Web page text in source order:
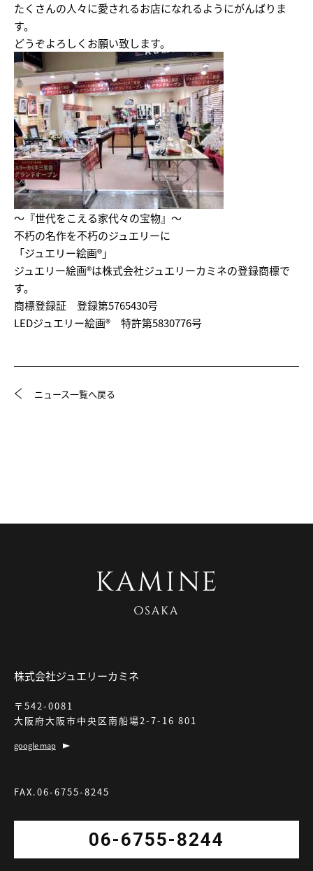
たくさんの人々に愛されるお店になれるようにがんばりま
す。
どうぞよろしくお願い致します。
～『世代をこえる家代々の宝物』～
不朽の名作を不朽のジュエリーに
「ジュエリー絵画®」
ジュエリー絵画®は株式会社ジュエリーカミネの登録商標で
す。
商標登録証 登録第5765430号
LEDジュエリー絵画® 特許第5830776号
ニュース一覧へ戻る
株式会社ジュエリーカミネ
〒542-0081
大阪府大阪市中央区南船場2-7-16 801
google map
FAX.06-6755-8245
06-6755-8244